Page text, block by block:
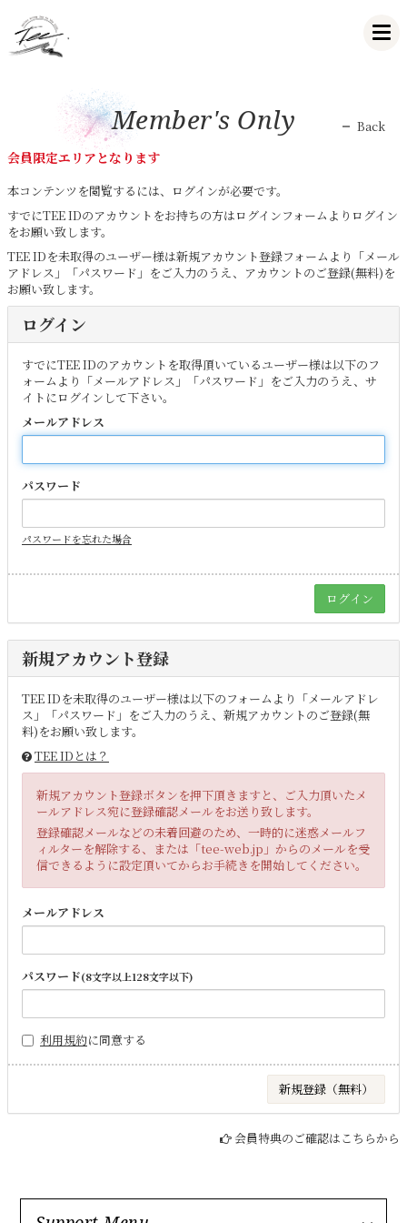
Member's Only Back
会員限定エリアとなります
本コンテンツを閲覧するには、ログインが必要です。
すでにTEE IDのアカウントをお持ちの方はログインフォームよりログイン
をお願い致します。
TEE IDを未取得のユーザー様は新規アカウント登録フォームより「メール
アドレス」「パスワード」をご入力のうえ、アカウントのご登録(無料)を
お願い致します。
ログイン
すでにTEE IDのアカウントを取得頂いているユーザー様は以下のフ
ォームより「メールアドレス」「パスワード」をご入力のうえ、サ
イトにログインして下さい。
メールアドレス
パスワード
パスワードを忘れた場合
新規アカウント登録
TEE IDを未取得のユーザー様は以下のフォームより「メールアドレ
ス」「パスワード」をご入力のうえ、新規アカウントのご登録(無
料)をお願い致します。
TEE IDとは？
新規アカウント登録ボタンを押下頂きますと、ご入力頂いたメ
ールアドレス宛に登録確認メールをお送り致します。
登録確認メールなどの未着回避のため、一時的に迷惑メールフ
ィルターを解除する、または「tee-web.jp」からのメールを受
信できるように設定頂いてからお手続きを開始してください。
メールアドレス
パスワード(8文字以上128文字以下)
利用規約に同意する
会員特典のご確認はこちらから